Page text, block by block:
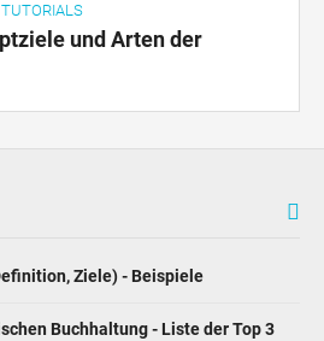
und Arten der
Ziele) - Beispiele
Buchhaltung - Liste der Top 3